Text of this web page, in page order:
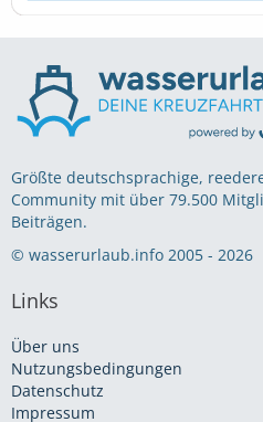
Größte deutschsprachige,
Community mit über 79.500
Beiträgen.
© wasserurlaub.info 2005 - 2026
Links
Über uns
Nutzungsbedingungen
Datenschutz
Impressum